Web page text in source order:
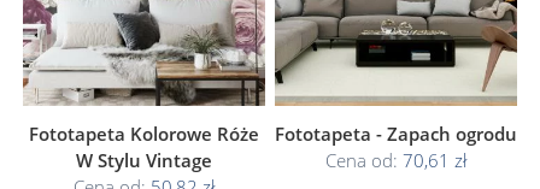
Fototapeta Kolorowe Róże
W Stylu Vintage
Fototapeta - Zapach ogrodu
Cena od: 70,61 zł